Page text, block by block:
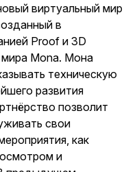
виртуальный мир
в
Proof и 3D
Mona. Мона
техническую
развития
позволит
свои
как
и